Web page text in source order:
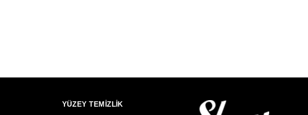
YÜZEY TEMİZLİK